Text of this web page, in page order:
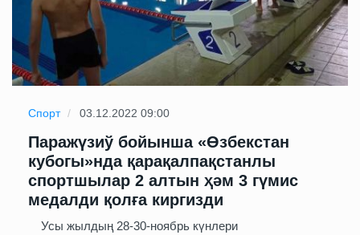
Спорт 03.12.2022 09:00
Паражүзиў бойынша «Өзбекстан
кубогы»нда қарақалпақстанлы
спортшылар 2 алтын ҳәм 3 гүмис
медалди қолға киргизди
Усы жылдың 28-30-ноябрь күнлери